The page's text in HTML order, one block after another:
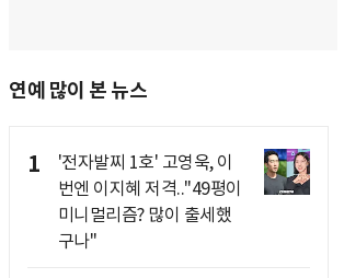
연예 많이 본 뉴스
1
'전자발찌 1호' 고영욱, 이
번엔 이지혜 저격.."49평이
미니멀리즘? 많이 출세했
구나"